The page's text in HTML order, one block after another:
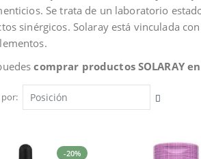
Se trata de un laboratorio
sinérgicos. Solaray está vinculada
comprar productos SOLARAY
por
-20%